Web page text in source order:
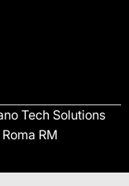
Tech Solutions
RM